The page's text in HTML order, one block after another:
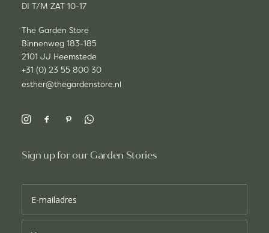
DI T/M ZAT 10-17
The Garden Store
Binnenweg 183-185
2101 JJ Heemstede
+31 (0) 23 55 800 30
esther@thegardenstore.nl
Sign up for our Garden Stories